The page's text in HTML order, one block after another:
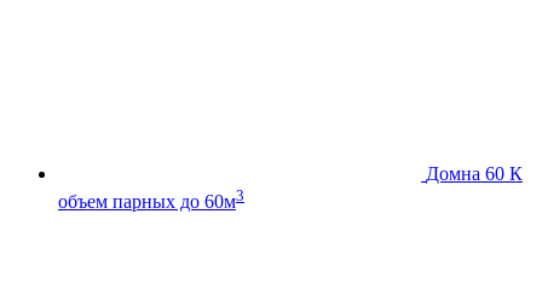
Домна 60 К
объем парных до 60м3